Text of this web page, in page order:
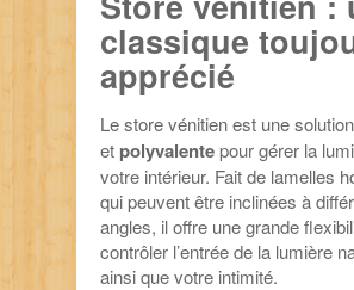
classique
apprécié
Le store vénitien est une solution
et polyvalentepour gérer la
votre intérieur. Fait de lamelles
qui peuvent être inclinées à
angles, il offre une grande
contrôler l’entrée de la lumière
ainsi que votre intimité.